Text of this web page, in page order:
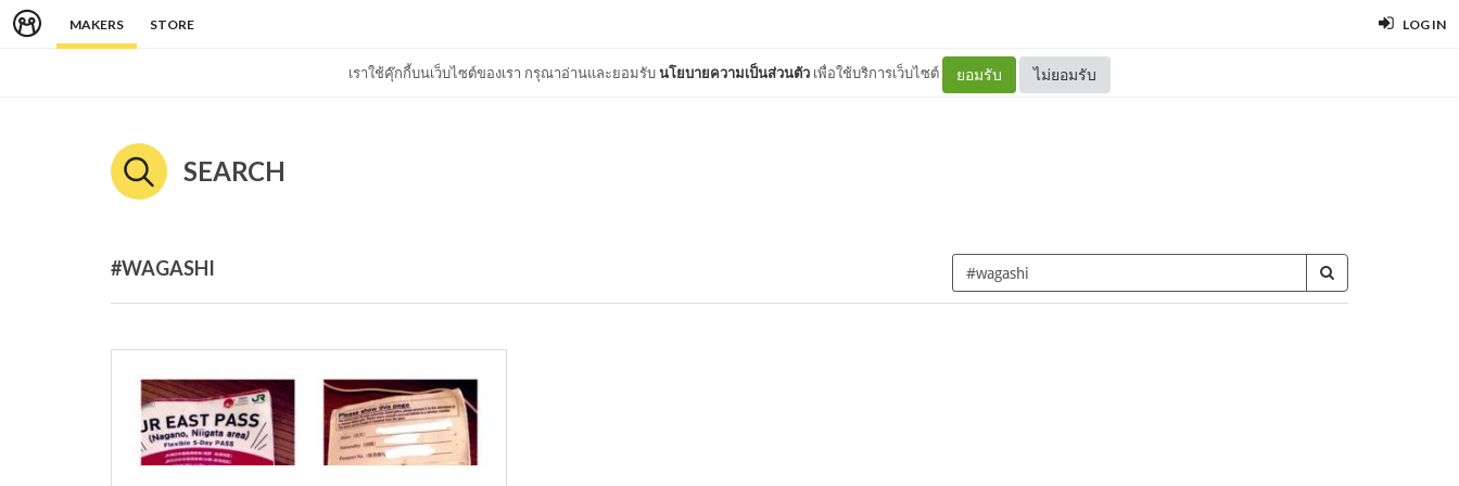
MAKERS STORE LOG IN
เราใช้คุ๊กกี้บนเว็บไซต์ของเรา กรุณาอ่านและยอมรับนโยบายความเป็นส่วนตัว เพื่อใช้บริการเว็บไซต์ ยอมรับ ไม่ยอมรับ
SEARCH
#WAGASHI